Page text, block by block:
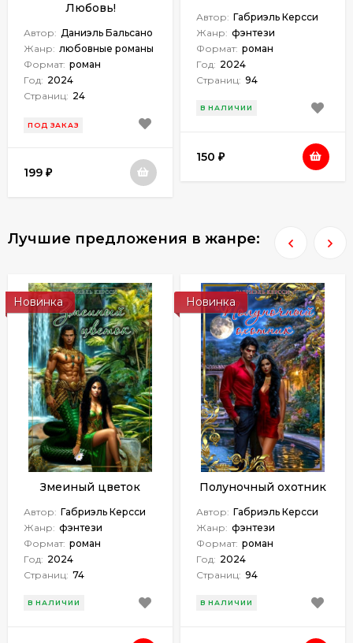
Любовь!
Автор: Даниэль Бальсано
Жанр: любовные романы
Формат: роман
Год: 2024
Страниц: 24
ПОД ЗАКАЗ
199 ₽
Автор: Габриэль Керсси
Жанр: фэнтези
Формат: роман
Год: 2024
Страниц: 94
В НАЛИЧИИ
150 ₽
Лучшие предложения в жанре:
Новинка
Змеиный цветок
Автор: Габриэль Керсси
Жанр: фэнтези
Формат: роман
Год: 2024
Страниц: 74
В НАЛИЧИИ
Новинка
Полуночный охотник
Автор: Габриэль Керсси
Жанр: фэнтези
Формат: роман
Год: 2024
Страниц: 94
В НАЛИЧИИ